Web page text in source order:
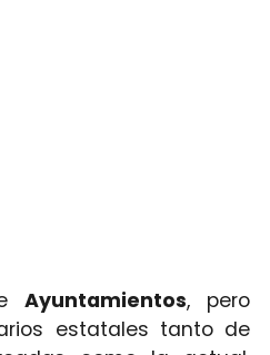
Ayuntamientos, pero
estatales tanto de